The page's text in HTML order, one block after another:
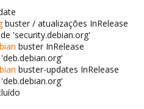
buster / atualizações InRelease
'security.debian.org'
buster InRelease
buster-updates InRelease